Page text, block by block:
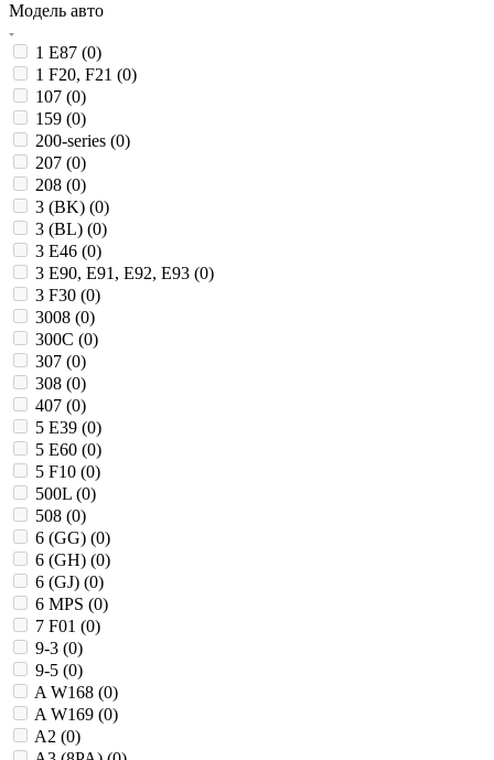
Модель авто
1 E87 (0)
1 F20, F21 (0)
107 (0)
159 (0)
200-series (0)
207 (0)
208 (0)
3 (BK) (0)
3 (BL) (0)
3 E46 (0)
3 E90, E91, E92, E93 (0)
3 F30 (0)
3008 (0)
300C (0)
307 (0)
308 (0)
407 (0)
5 E39 (0)
5 E60 (0)
5 F10 (0)
500L (0)
508 (0)
6 (GG) (0)
6 (GH) (0)
6 (GJ) (0)
6 MPS (0)
7 F01 (0)
9-3 (0)
9-5 (0)
A W168 (0)
A W169 (0)
A2 (0)